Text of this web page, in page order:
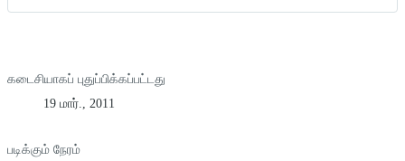
கடைசியாகப் புதுப்பிக்கப்பட்டது
19 மார்., 2011
படிக்கும் நேரம்